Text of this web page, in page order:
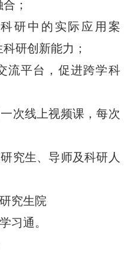
；
研中的实际应用案
研创新能力；
流平台，促进跨学科
次线上视频课，每次
究生、导师及科研人
究生院
习通。